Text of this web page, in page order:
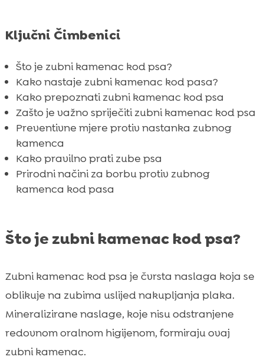
vašeg psa
higijene
 Nuspojave nepravilne dentalne njege

Česta pitanja i zablude o zubnom kamencu
kod pasa
 Gdje kupiti dentalne proizvode za pse
Zaključak
 FAQ
Ključni Čimbenici
Što je zubni kamenac kod psa?
Kako nastaje zubni kamenac kod pasa?
Kako prepoznati zubni kamenac kod psa
Zašto je važno spriječiti zubni kamenac kod psa
Preventivne mjere protiv nastanka zubnog
kamenca
Kako pravilno prati zube psa
Prirodni načini za borbu protiv zubnog
kamenca kod pasa
Što je zubni kamenac kod psa?
Zubni kamenac kod psa je čvrsta naslaga koja se
oblikuje na zubima uslijed nakupljanja plaka.
Mineralizirane naslage, koje nisu odstranjene
redovnom oralnom higijenom, formiraju ovaj
zubni kamenac.